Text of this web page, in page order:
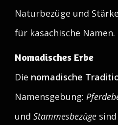
Naturbezüge und
für kasachische Namen.
Nomadisches Erbe
Die nomadische
Namensgebung:
und Stammesbezüge